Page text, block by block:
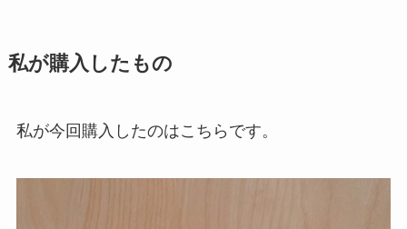
私が購入したもの
私が今回購入したのはこちらです。